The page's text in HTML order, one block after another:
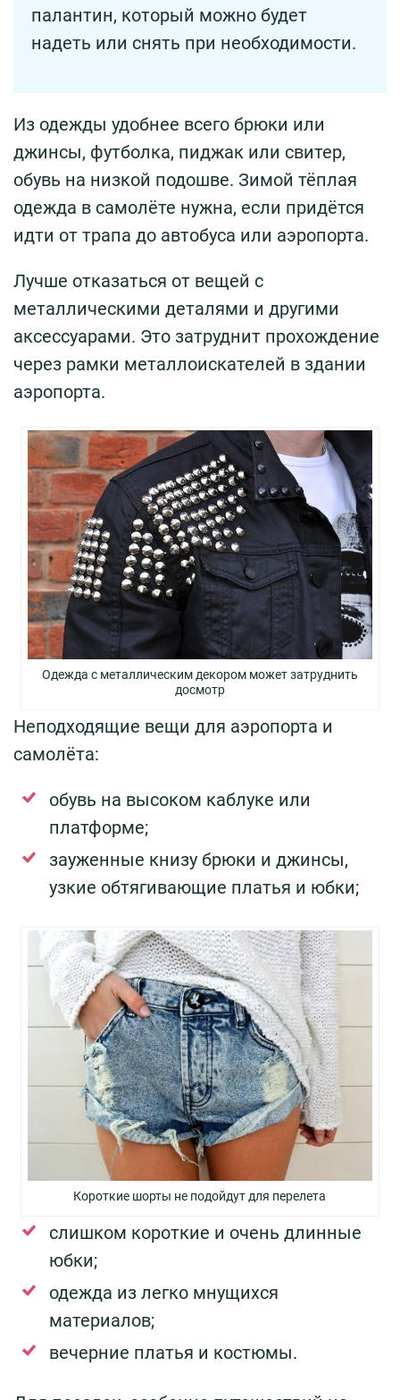
палантин, который можно будет
надеть или снять при необходимости.
Из одежды удобнее всего брюки или
джинсы, футболка, пиджак или свитер,
обувь на низкой подошве. Зимой тёплая
одежда в самолёте нужна, если придётся
идти от трапа до автобуса или аэропорта.
Лучше отказаться от вещей с
металлическими деталями и другими
аксессуарами. Это затруднит прохождение
через рамки металлоискателей в здании
аэропорта.
Одежда с металлическим декором может затруднить
досмотр
Неподходящие вещи для аэропорта и
самолёта:
обувь на высоком каблуке или
платформе;
зауженные книзу брюки и джинсы,
узкие обтягивающие платья и юбки;
Короткие шорты не подойдут для перелета
слишком короткие и очень длинные
юбки;
одежда из легко мнущихся
материалов;
вечерние платья и костюмы.